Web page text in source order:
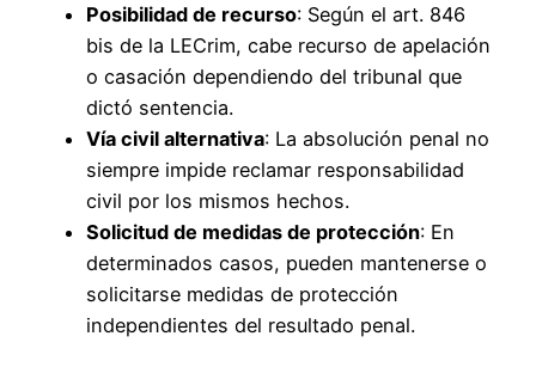
Posibilidad de recurso: Según el art. 846
bis de la LECrim, cabe recurso de apelación
o casación dependiendo del tribunal que
dictó sentencia.
Vía civil alternativa: La absolución penal no
siempre impide reclamar responsabilidad
civil por los mismos hechos.
Solicitud de medidas de protección: En
determinados casos, pueden mantenerse o
solicitarse medidas de protección
independientes del resultado penal.